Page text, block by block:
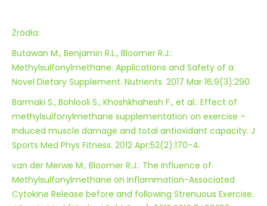
Źródła:
Butawan M., Benjamin R.L., Bloomer R.J.:
Methylsulfonylmethane: Applications and Safety of a
Novel Dietary Supplement. Nutrients. 2017 Mar 16;9(3):290.
Barmaki S., Bohlooli S., Khoshkhahesh F., et al.: Effect of
methylsulfonylmethane supplementation on exercise –
Induced muscle damage and total antioxidant capacity. J
Sports Med Phys Fitness. 2012 Apr;52(2):170-4.
van der Merwe M., Bloomer R.J.: The Influence of
Methylsulfonylmethane on Inflammation-Associated
Cytokine Release before and following Strenuous Exercise.